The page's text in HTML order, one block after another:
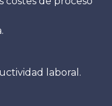
laboral.